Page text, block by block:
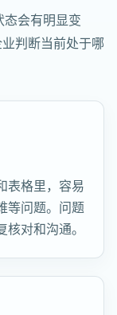
会有明显变
判断当前处于哪
表格里，容易
等问题。问题
对和沟通。